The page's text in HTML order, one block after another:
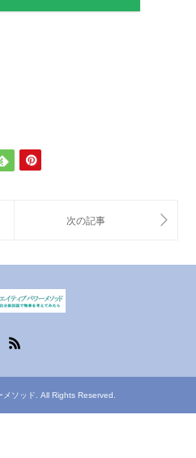
メソッド . All Rights Reserved.